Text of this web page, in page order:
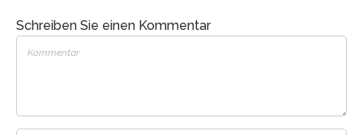
Schreiben Sie einen Kommentar